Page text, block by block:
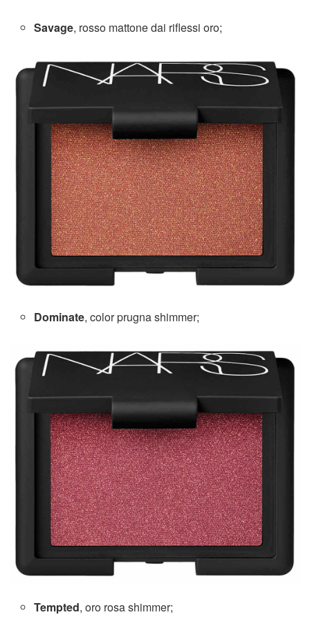
Savage, rosso mattone dai riflessi oro;
Dominate, color prugna shimmer;
Tempted, oro rosa shimmer;